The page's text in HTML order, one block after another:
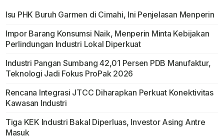
Isu PHK Buruh Garmen di Cimahi, Ini Penjelasan Menperin
Impor Barang Konsumsi Naik, Menperin Minta Kebijakan
Perlindungan Industri Lokal Diperkuat
Industri Pangan Sumbang 42,01 Persen PDB Manufaktur,
Teknologi Jadi Fokus ProPak 2026
Rencana Integrasi JTCC Diharapkan Perkuat Konektivitas
Kawasan Industri
Tiga KEK Industri Bakal Diperluas, Investor Asing Antre
Masuk